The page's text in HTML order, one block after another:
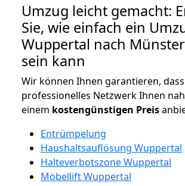
Umzug leicht gemacht:
Sie, wie einfach ein
Wuppertal nach
sein kann
Wir können Ihnen garantieren,
professionelles Netzwerk Ihnen
einem kostengünstigen Preis
Entrümpelung
Haushaltsauflösung Wuppertal
Halteverbotszone Wuppertal
Möbellift Wuppertal